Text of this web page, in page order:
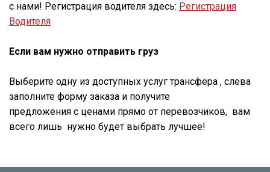
с нами! Регистрация водителя здесь: Регистрация
Водителя
Если вам нужно отправить груз
Выберите одну из доступных услуг трансфера , слева
заполните форму заказа и получите
предложения с ценами прямо от перевозчиков, вам
всего лишь нужно будет выбрать лучшее!